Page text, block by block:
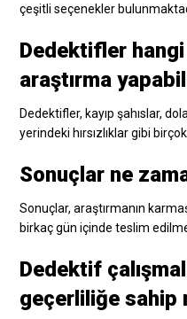
çeşitli seçenekler
Dedektifler
araştırma
Dedektifler, kayıp şahıslar,
yerindeki hırsızlıklar gibi
Sonuçlar ne
Sonuçlar, araştırmanın
birkaç gün içinde teslim
Dedektif
geçerliliğe sahip